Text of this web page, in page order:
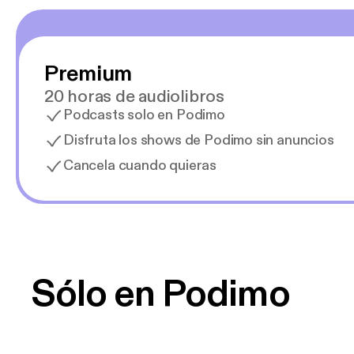
Premium
20 horas de audiolibros
Podcasts solo en Podimo
Disfruta los shows de Podimo sin anuncios
Cancela cuando quieras
Sólo en Podimo